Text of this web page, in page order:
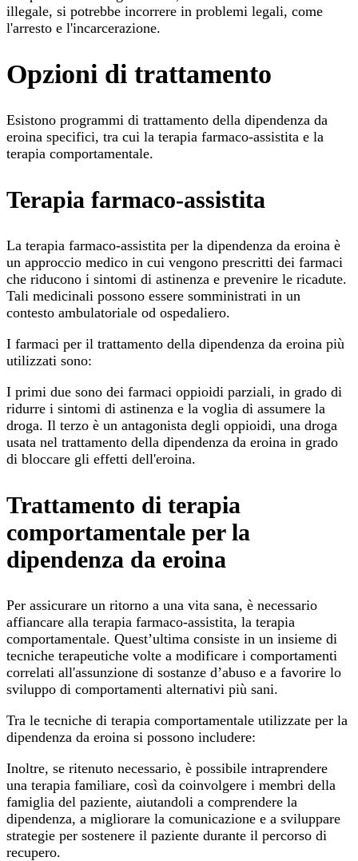
illegale, si potrebbe incorrere in problemi legali, come
l'arresto e l'incarcerazione.
Opzioni di trattamento
Esistono programmi di trattamento della dipendenza da
eroina specifici, tra cui la terapia farmaco-assistita e la
terapia comportamentale.
Terapia farmaco-assistita
La terapia farmaco-assistita per la dipendenza da eroina è
un approccio medico in cui vengono prescritti dei farmaci
che riducono i sintomi di astinenza e prevenire le ricadute.
Tali medicinali possono essere somministrati in un
contesto ambulatoriale od ospedaliero.
I farmaci per il trattamento della dipendenza da eroina più
utilizzati sono:
I primi due sono dei farmaci oppioidi parziali, in grado di
ridurre i sintomi di astinenza e la voglia di assumere la
droga. Il terzo è un antagonista degli oppioidi, una droga
usata nel trattamento della dipendenza da eroina in grado
di bloccare gli effetti dell'eroina.
Trattamento di terapia
comportamentale per la
dipendenza da eroina
Per assicurare un ritorno a una vita sana, è necessario
affiancare alla terapia farmaco-assistita, la terapia
comportamentale. Quest’ultima consiste in un insieme di
tecniche terapeutiche volte a modificare i comportamenti
correlati all'assunzione di sostanze d’abuso e a favorire lo
sviluppo di comportamenti alternativi più sani.
Tra le tecniche di terapia comportamentale utilizzate per la
dipendenza da eroina si possono includere:
Inoltre, se ritenuto necessario, è possibile intraprendere
una terapia familiare, così da coinvolgere i membri della
famiglia del paziente, aiutandoli a comprendere la
dipendenza, a migliorare la comunicazione e a sviluppare
strategie per sostenere il paziente durante il percorso di
recupero.